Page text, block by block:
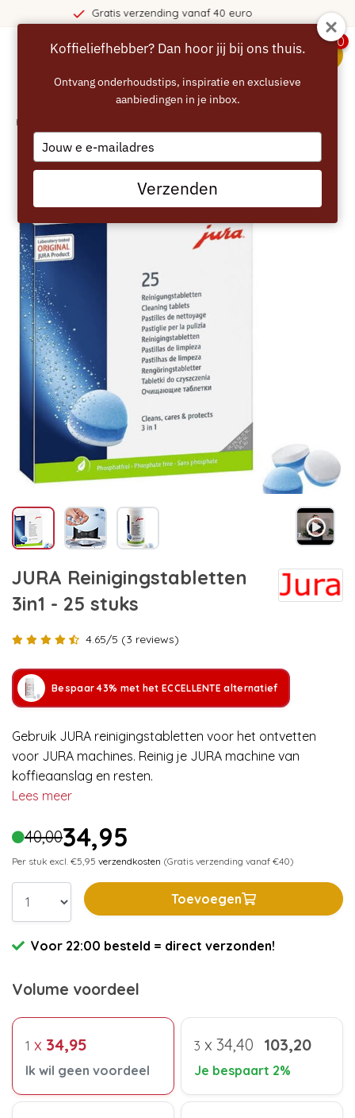
vanaf 40 euro 365
0
Home
JURA Reinigingstabletten
3in1 - 25 stuks
4.65/5 (3 reviews)
Bespaar 43% met het ECCELLENTE alternatief
Gebruik JURA reinigingstabletten voor het ontvetten
voor JURA machines. Reinig je JURA machine van
koffieaanslag en resten.
Lees meer
40,0034,95
Per stuk excl. €5,95 verzendkosten (Gratis verzending vanaf €40)
Toevoegen
Voor 22:00 besteld = direct verzonden!
Volume voordeel
1 x 34,95
Ik wil geen voordeel
3 x 34,40 103,20
Je bespaart 2%
Koffieliefhebber? Dan hoor jij bij ons thuis.
Ontvang onderhoudstips, inspiratie en exclusieve
aanbiedingen in je inbox.
Type
your
email
Verzenden